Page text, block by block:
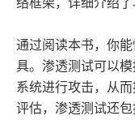
通过阅读本书，你
具。渗透测试可以
系统进行攻击，从
评估，渗透测试还包